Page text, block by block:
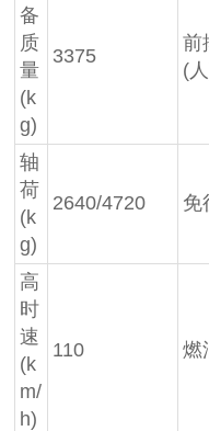
备
质
量
(k
g)
3375
前
(
轴
荷
(k
g)
2640/4720 免
高
时
速
(k
m/
h)
110 燃